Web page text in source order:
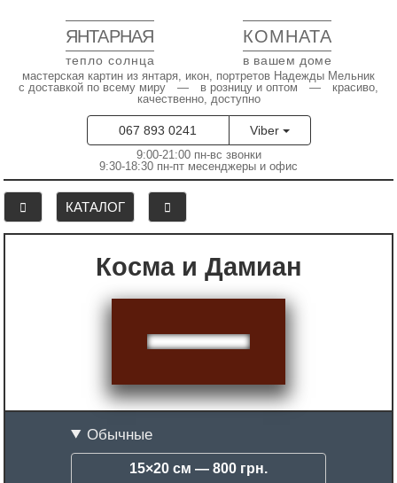
ЯНТАРНАЯ КОМНАТА
тепло солнца в вашем доме
мастерская картин из янтаря, икон, портретов Надежды Мельник
с доставкой по всему миру — в розницу и оптом — красиво,
качественно, доступно
067 893 0241 Viber
9:00-21:00 пн-вс звонки
9:30-18:30 пн-пт месенджеры и офис
КАТАЛОГ
Косма и Дамиан
Обычные
15×20 см — 800 грн.